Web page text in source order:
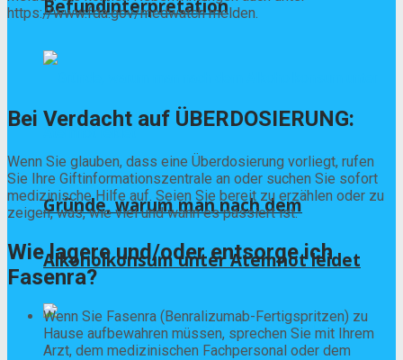
Befundinterpretation
Gründe, warum man nach dem
Alkoholkonsum unter Atemnot leidet
https://www.fda.gov/medwatch melden.
Bei Verdacht auf ÜBERDOSIERUNG:
Wenn Sie glauben, dass eine Überdosierung vorliegt, rufen
Sie Ihre Giftinformationszentrale an oder suchen Sie sofort
medizinische Hilfe auf. Seien Sie bereit zu erzählen oder zu
zeigen, was, wie viel und wann es passiert ist.
Wie lagere und/oder entsorge ich
Fasenra?
Wenn Sie Fasenra (Benralizumab-Fertigspritzen) zu
Hause aufbewahren müssen, sprechen Sie mit Ihrem
Arzt, dem medizinischen Fachpersonal oder dem